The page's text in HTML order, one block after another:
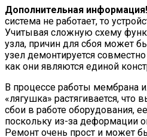
Дополнительная информация!
система не работает, то
Учитывая сложную схему
узла, причин для сбоя может
узел демонтируется
как они являются единой
В процессе работы мембрана
«лягушка» растягивается, что
сбои в работе оборудования,
поскольку из-за деформации
Ремонт очень прост и может